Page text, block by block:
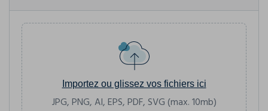
Importez ou glissez vos fichiers ici
JPG, PNG, AI, EPS, PDF, SVG (max. 10mb)